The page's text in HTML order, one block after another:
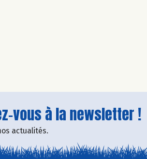
vous à la newsletter !
actualités.